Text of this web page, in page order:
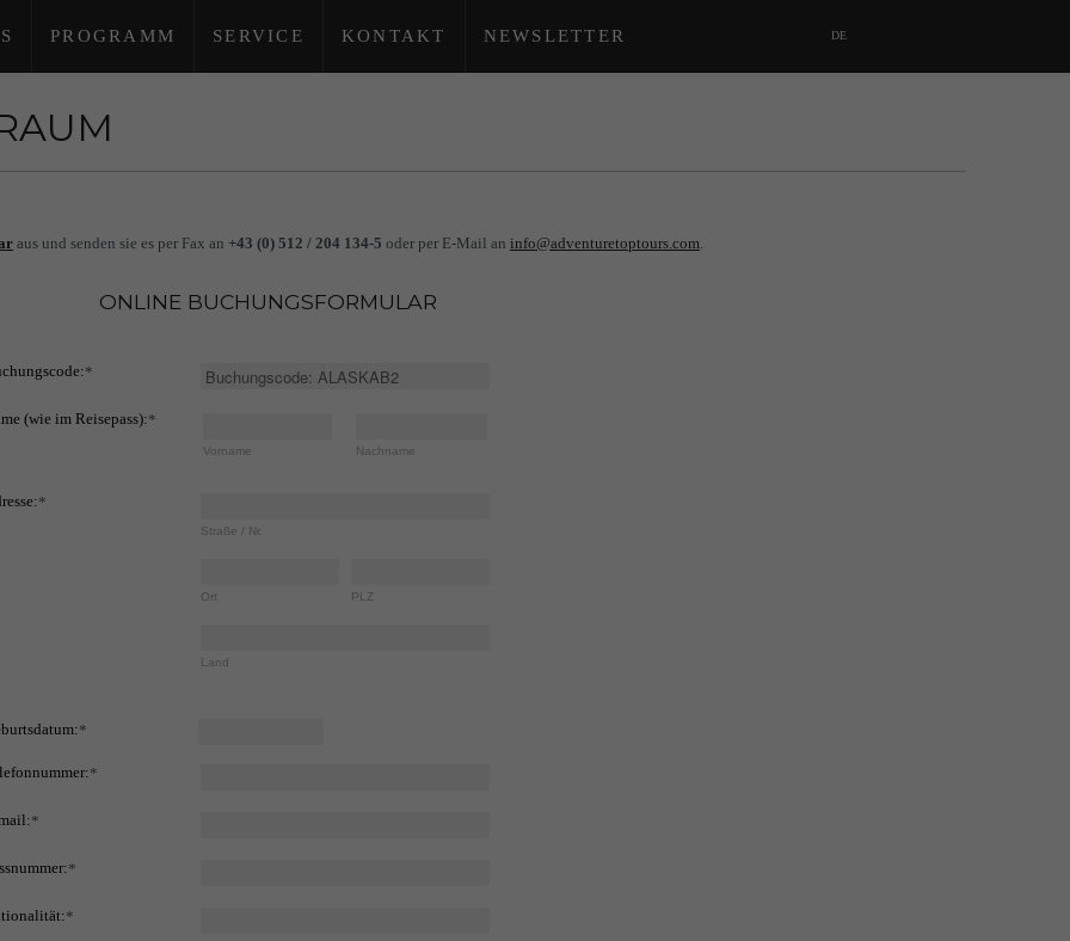
PROGRAMM SERVICE KONTAKT NEWSLETTER DE
aus und senden sie es per Fax an +43 (0) 512 / 204 134-5 oder per E-Mail an info@adventuretoptours.com.
ONLINE BUCHUNGSFORMULAR
*
(wie im Reisepass):*
Vorname Nachname
*
Straße / Nr.
Ort PLZ
Land
*
*
*
*
*